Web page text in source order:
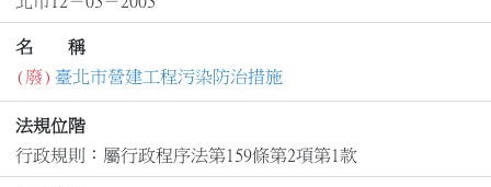
名 稱
(廢) 臺北市營建工程污染防治措施
法規位階
行政規則：屬行政程序法第159條第2項第1款